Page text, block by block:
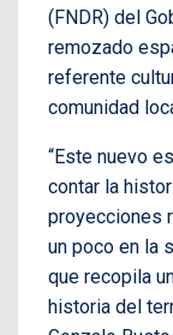
(FNDR) del
remozado
referente
comunidad
“Este nuevo
contar la
proyecciones
un poco en la
que recopila
historia del